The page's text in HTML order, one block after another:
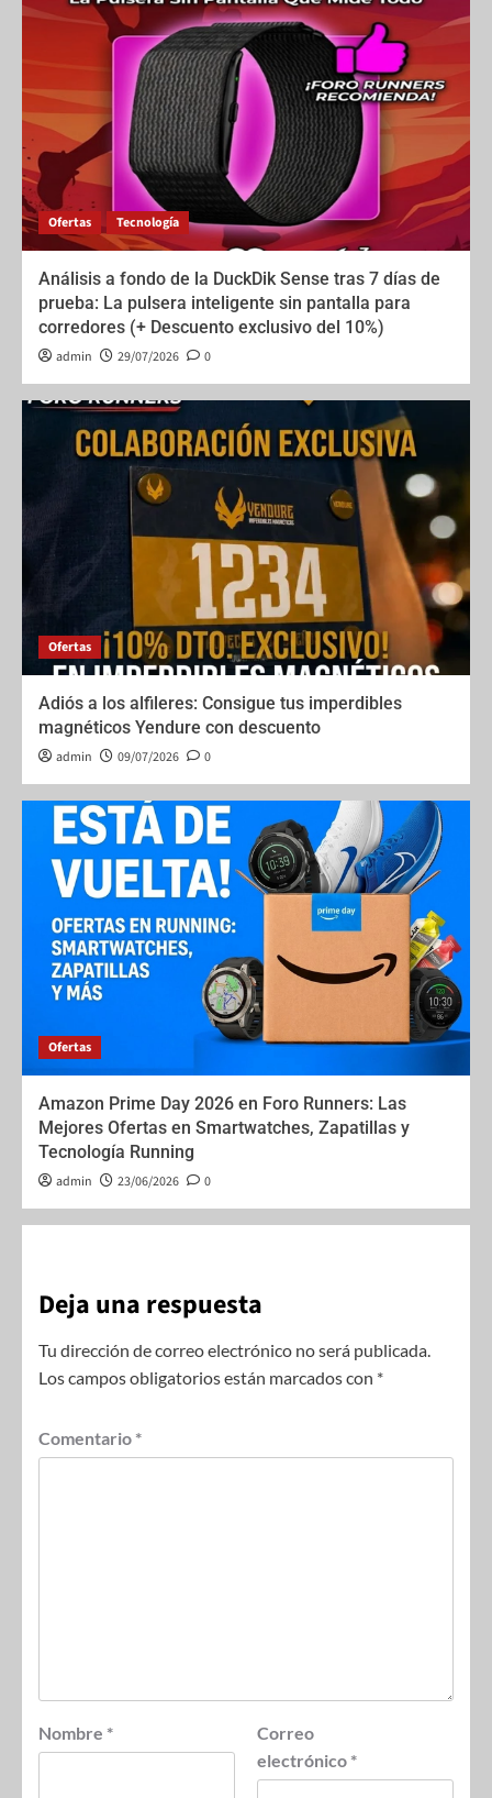
Ofertas Tecnología
Análisis a fondo de la DuckDik Sense tras 7 días de
prueba: La pulsera inteligente sin pantalla para
corredores (+ Descuento exclusivo del 10%)
admin 29/07/2026 0
Ofertas
Adiós a los alfileres: Consigue tus imperdibles
magnéticos Yendure con descuento
admin 09/07/2026 0
Ofertas
Amazon Prime Day 2026 en Foro Runners: Las
Mejores Ofertas en Smartwatches, Zapatillas y
Tecnología Running
admin 23/06/2026 0
Deja una respuesta
Tu dirección de correo electrónico no será publicada.
Los campos obligatorios están marcados con *
Comentario *
Nombre *
Correo
electrónico *